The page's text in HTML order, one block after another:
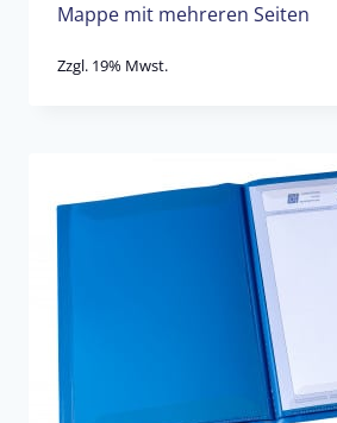
Mappe mit mehreren Seiten
Zzgl. 19% Mwst.